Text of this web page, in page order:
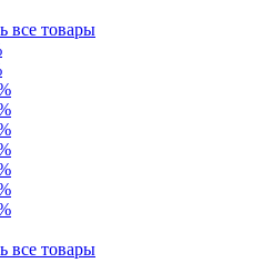
все товары
все товары